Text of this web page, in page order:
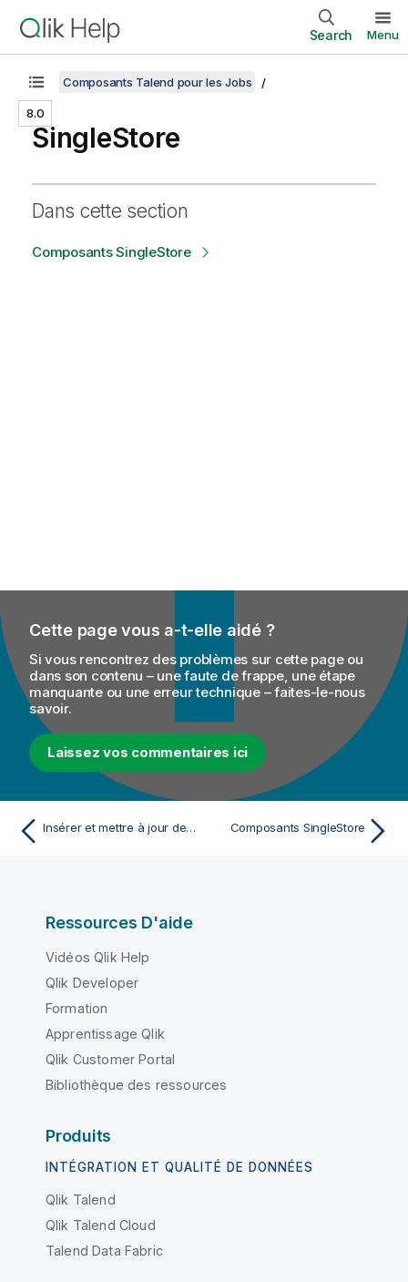
Search Menu
8.0
Composants Talend pour les Jobs
SingleStore
Dans cette section
Composants SingleStore
Cette page vous a-t-elle aidé ?
Si vous rencontrez des problèmes sur cette page ou
dans son contenu – une faute de frappe, une étape
manquante ou une erreur technique – faites-le-nous
savoir.
Laissez vos commentaires ici
Insérer et mettre à jour des enregistrements dans ServiceNow Composants SingleStore
Ressources D'aide
Vidéos Qlik Help
Qlik Developer
Formation
Apprentissage Qlik
Qlik Customer Portal
Bibliothèque des ressources
Produits
INTÉGRATION ET QUALITÉ DE DONNÉES
Qlik Talend
Qlik Talend Cloud
Talend Data Fabric